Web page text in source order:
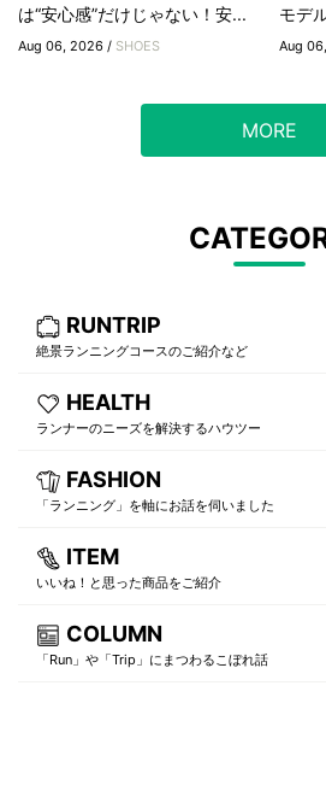
は“安心感”だけじゃない！安...
Aug 06, 2026 / SHOES
モデ
Aug
MORE
RUNTRIP
絶景ランニングコースのご紹介など
HEALTH
ランナーのニーズを解決するハウツー
FASHION
「ランニング」を軸にお話を伺いました
ITEM
いいね！と思った商品をご紹介
COLUMN
「Run」や「Trip」にまつわるこぼれ話